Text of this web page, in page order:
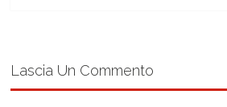
Lascia Un Commento